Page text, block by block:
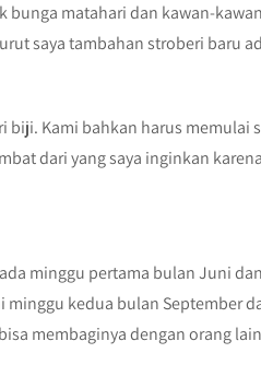
bunga matahari dan kawan-
saya tambahan stroberi baru
Kami bahkan harus memulai
dari yang saya inginkan
minggu pertama bulan Juni
kedua bulan September
membaginya dengan orang